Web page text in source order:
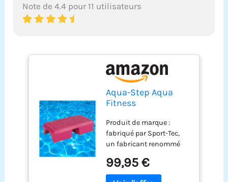
Note de 4.4 pour 11 utilisateurs
Aqua-Step Aqua
Fitness
Trainings-Step
Unterwasser
Aerobic, 6 kg
Produit de marque :
fabriqué par Sport-Tec,
un fabricant renommé
Construction robuste :
fabriqué en plastique
99,95 €